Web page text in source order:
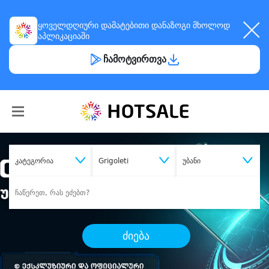
ყოველდღიური დამატებითი დანაზოგი მხოლოდ
აპლიკაციაში
ჩამოტვირთვა
კატეგორია Grigoleti უბანი
ძიება
შეიძინესასურველი მომსახურება